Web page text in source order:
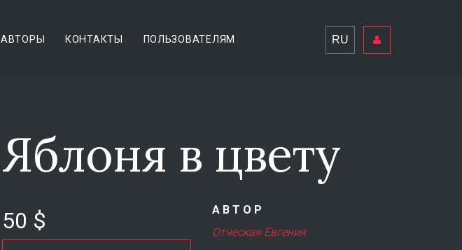
АВТОРЫ КОНТАКТЫ ПОЛЬЗОВАТЕЛЯМ RU
Яблоня в цвету
50 $
АВТОР
Отческая Евгения